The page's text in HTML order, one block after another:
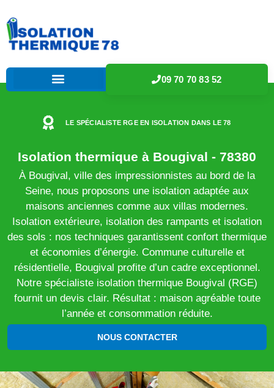
09 70 70 83 52
LE SPÉCIALISTE RGE EN ISOLATION DANS LE 78
Isolation thermique à Bougival - 78380
À Bougival, ville des impressionnistes au bord de la
Seine, nous proposons une isolation adaptée aux
maisons anciennes comme aux villas modernes.
Isolation extérieure, isolation des rampants et isolation
des sols : nos techniques garantissent confort thermique
et économies d’énergie. Commune culturelle et
résidentielle, Bougival profite d’un cadre exceptionnel.
Notre spécialiste isolation thermique Bougival (RGE)
fournit un devis clair. Résultat : maison agréable toute
l’année et consommation réduite.
NOUS CONTACTER